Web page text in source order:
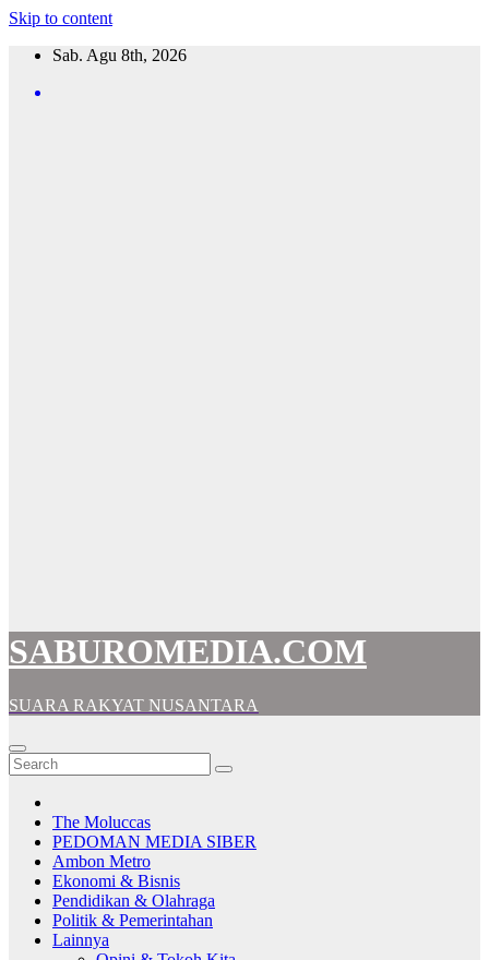
Skip to content
Sab. Agu 8th, 2026
SABUROMEDIA.COM
SUARA RAKYAT NUSANTARA
The Moluccas
PEDOMAN MEDIA SIBER
Ambon Metro
Ekonomi & Bisnis
Pendidikan & Olahraga
Politik & Pemerintahan
Lainnya